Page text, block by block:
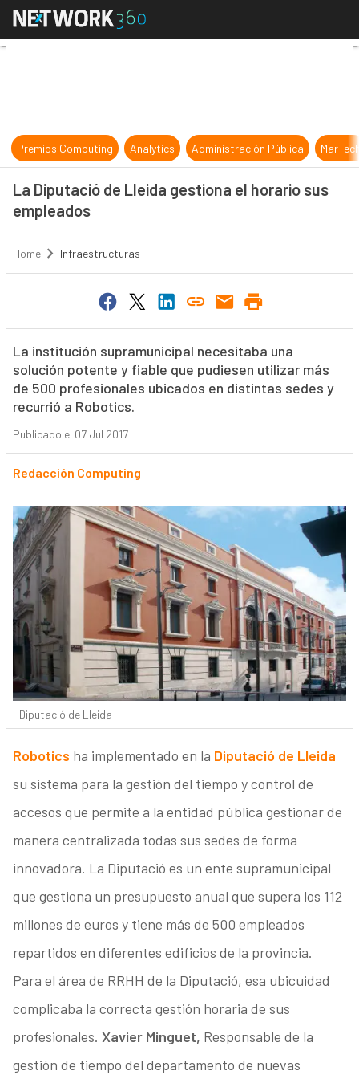
La Diputació de Lleida gestiona el
Premios Computing Analytics Administración Pública
La Diputació de Lleida gestiona el horario sus
empleados
Home Infraestructuras
La institución supramunicipal necesitaba una
solución potente y fiable que pudiesen utilizar más
de 500 profesionales ubicados en distintas sedes y
recurrió a Robotics.
Publicado el 07 Jul 2017
Redacción Computing
Diputació de Lleida
Robotics ha implementado en la Diputació de Lleida
su sistema para la gestión del tiempo y control de
accesos que permite a la entidad pública gestionar de
manera centralizada todas sus sedes de forma
innovadora. La Diputació es un ente supramunicipal
que gestiona un presupuesto anual que supera los 112
millones de euros y tiene más de 500 empleados
repartidos en diferentes edificios de la provincia.
Para el área de RRHH de la Diputació, esa ubicuidad
complicaba la correcta gestión horaria de sus
profesionales. Xavier Minguet, Responsable de la
gestión de tiempo del departamento de nuevas